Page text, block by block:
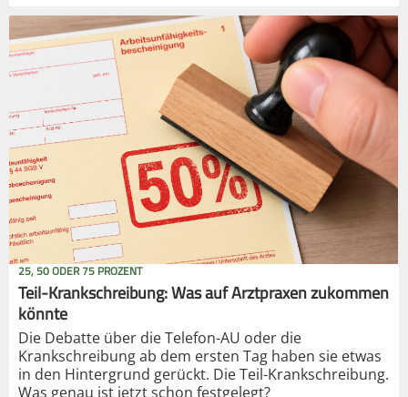
25, 50 ODER 75 PROZENT
Teil-Krankschreibung: Was auf Arztpraxen zukommen
könnte
Die Debatte über die Telefon-AU oder die
Krankschreibung ab dem ersten Tag haben sie etwas
in den Hintergrund gerückt. Die Teil-Krankschreibung.
Was genau ist jetzt schon festgelegt?